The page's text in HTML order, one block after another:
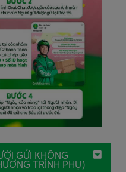
GỬI KHÔNG
TRÌNH PHỤ)